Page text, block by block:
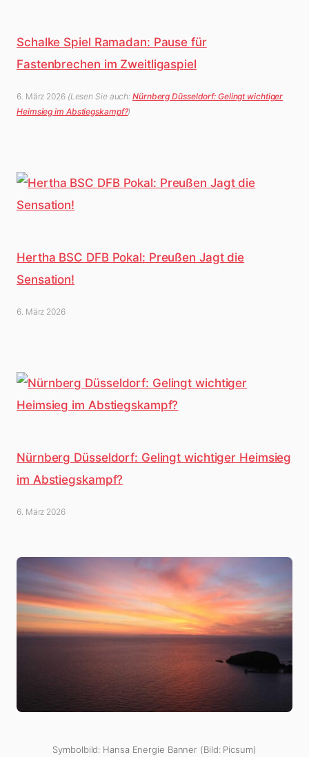
Schalke Spiel Ramadan: Pause für
Fastenbrechen im Zweitligaspiel
6. März 2026 (Lesen Sie auch:Nürnberg Düsseldorf: Gelingt wichtiger
Heimsieg im Abstiegskampf?)
Hertha BSC DFB Pokal: Preußen Jagt die
Sensation!
6. März 2026
Nürnberg Düsseldorf: Gelingt wichtiger Heimsieg
im Abstiegskampf?
6. März 2026
Symbolbild: Hansa Energie Banner (Bild: Picsum)